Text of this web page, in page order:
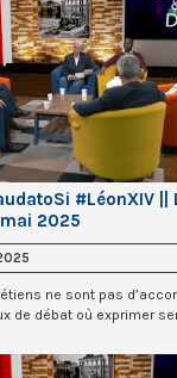
#LéonXIV ||
2025
ne sont pas
de débat où exprimer